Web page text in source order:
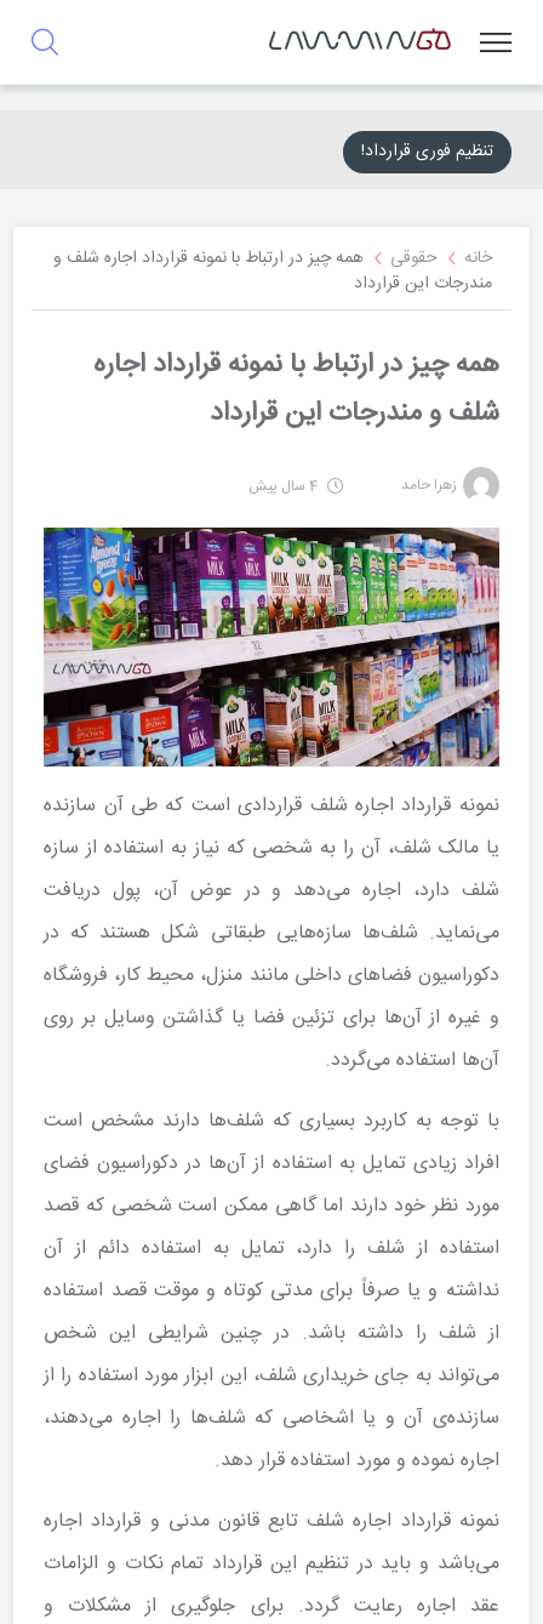
تنظیم فوری قرارداد!
خانه حقوقی
همه چیز در ارتباط با نمونه قرارداد اجاره شلف و
مندرجات این قرارداد
همه چیز در ارتباط با نمونه قرارداد اجاره
شلف و مندرجات این قرارداد
زهرا حامد 4 سال پیش
نمونه قرارداد اجاره شلف قراردادی است که طی آن سازنده
یا مالک شلف، آن را به شخصی که نیاز به استفاده از سازه
شلف دارد، اجاره می‌دهد و در عوض آن، پول دریافت
می‌نماید. شلف‌‌ها سازه‌هایی طبقاتی شکل هستند که در
دکوراسیون فضاهای داخلی مانند منزل، محیط کار، فروشگاه
و غیره از آن‌ها برای تزئین فضا یا گذاشتن وسایل بر روی
آن‌ها استفاده می‌گردد.
با توجه به کاربرد بسیاری که شلف‌ها دارند مشخص است
افراد زیادی تمایل به استفاده از آن‌ها در دکوراسیون فضای
مورد نظر خود دارند اما گاهی ممکن است شخصی که قصد
استفاده از شلف را دارد، تمایل به استفاده دائم از آن
نداشته و یا صرفاً برای مدتی کوتاه و موقت قصد استفاده
از شلف را داشته باشد. در چنین شرایطی این شخص
می‌تواند به جای خریداری شلف، این ابزار مورد استفاده را از
سازنده‌ی آن و یا اشخاصی که شلف‌ها را اجاره می‌دهند،
اجاره نموده و مورد استفاده قرار دهد.
نمونه قرارداد اجاره شلف تابع قانون مدنی و قرارداد اجاره
می‌باشد و باید در تنظیم این قرارداد تمام نکات و الزامات
عقد اجاره رعایت گردد. برای جلوگیری از مشکلات و